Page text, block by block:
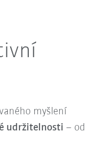
myšlení
udržitelnosti – od